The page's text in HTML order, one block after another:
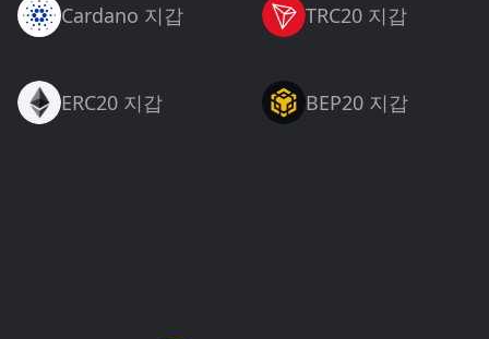
Cardano 지갑 TRC20 지갑
ERC20 지갑 BEP20 지갑